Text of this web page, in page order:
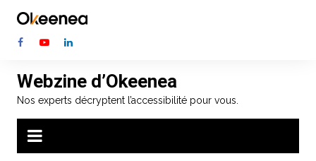
contenu
Webzine d’Okeenea
Nos experts décryptent l’accessibilité pour vous.